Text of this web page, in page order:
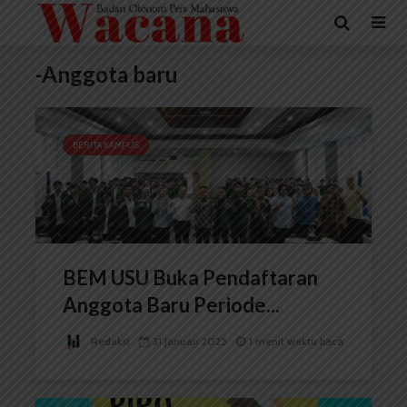
-Anggota baru
BERITA KAMPUS
BEM USU Buka Pendaftaran
Anggota Baru Periode...
Redaksi 31 Januari 2025 1 menit waktu baca